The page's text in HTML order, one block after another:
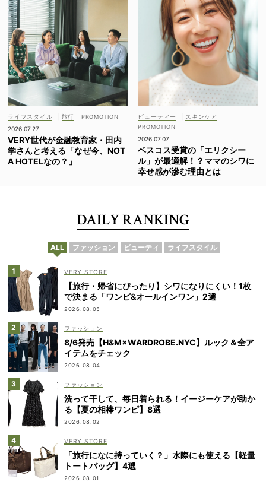
ライフスタイル
旅行
2026.07.27
VERY世代が金融教育家・田内
学さんと考える「なぜ今、NOT
A HOTELなの？」
ビューティー スキンケア
2026.07.07
ベスコス受賞の「エリクシー
ル」が最適解！？ママのシワに
幸せ感が滲む理由とは
DAILY RANKING
ALL ファッション ビューティ ライフスタイル
VERY STORE
【旅行・帰省にぴったり】シワになりにくい！1枚
で決まる「ワンピ&オールインワン」2選
2026.08.05
ファッション
8/6発売【H&M×WARDROBE.NYC】ルック＆全ア
イテムをチェック
2026.08.04
ファッション
洗って干して、毎日着られる！イージーケアが助か
る【夏の相棒ワンピ】8選
2026.08.02
VERY STORE
「旅行になに持っていく？」水際にも使える【軽量
トートバッグ】4選
2026.08.01